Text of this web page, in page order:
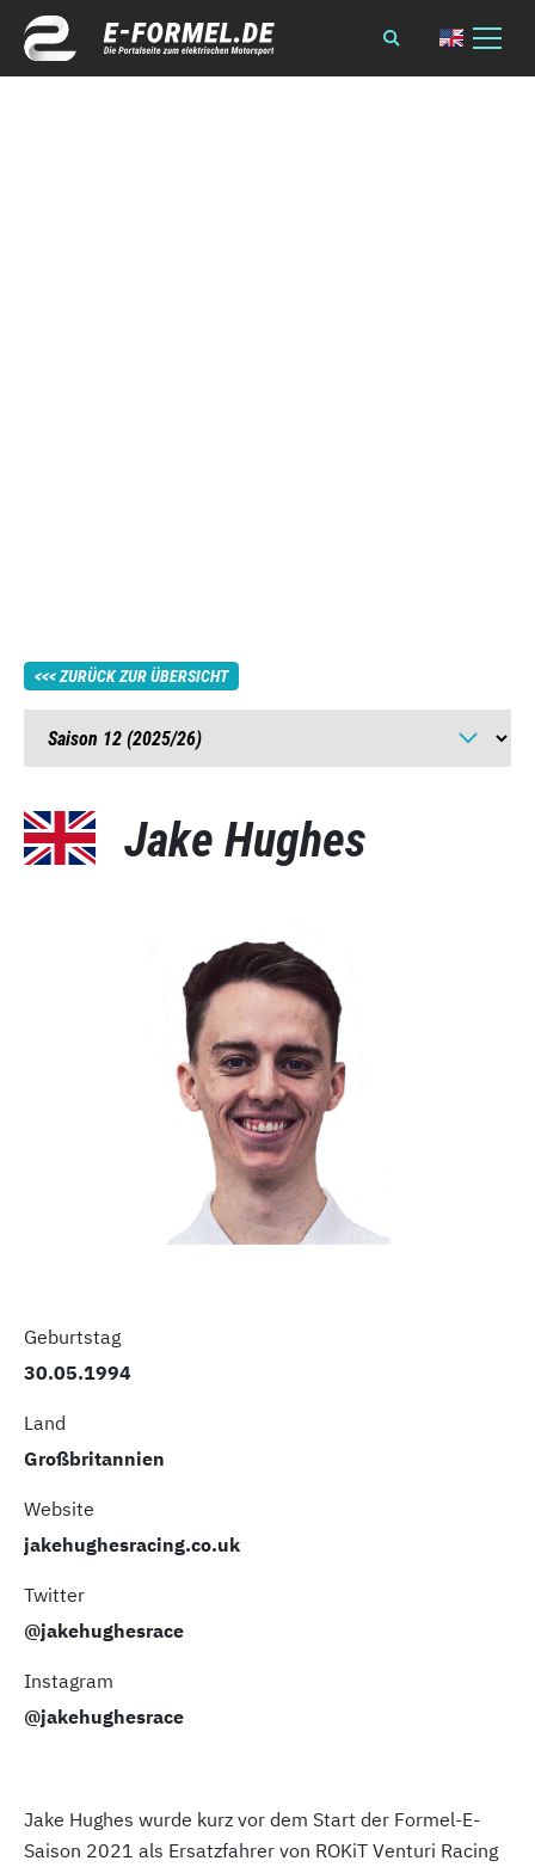
ZURÜCK ZUR ÜBERSICHT
Jake Hughes
Geburtstag
30.05.1994
Land
Großbritannien
Website
jakehughesracing.co.uk
Twitter
@jakehughesrace
Instagram
@jakehughesrace
Jake Hughes wurde kurz vor dem Start der Formel-E-
Saison 2021 als Ersatzfahrer von ROKiT Venturi Racing